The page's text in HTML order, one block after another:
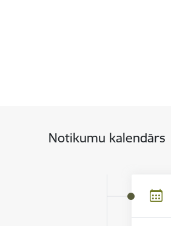
Notikumu kalendārs